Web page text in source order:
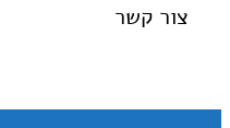
צור קשר